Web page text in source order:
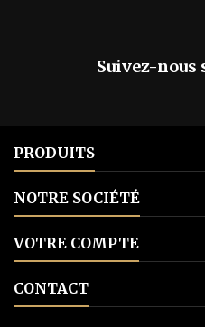
Suivez-nous
PRODUITS
NOTRE SOCIÉTÉ
VOTRE COMPTE
CONTACT